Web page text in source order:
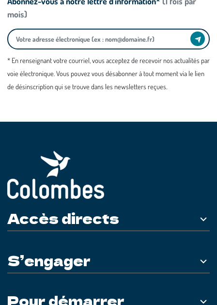
mois)
* En renseignant votre courriel, vous acceptez de recevoir nos actualités par
voie électronique. Vous pouvez vous désabonner à tout moment via le lien
de désinscription qui se trouve dans les newsletters reçues.
Accès directs
S’engager
Pour démarrer